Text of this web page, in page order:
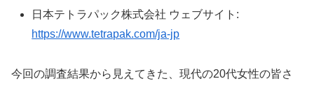
日本テトラパック株式会社 ウェブサイト:
https://www.tetrapak.com/ja-jp
今回の調査結果から見えてきた、現代の20代女性の皆さ